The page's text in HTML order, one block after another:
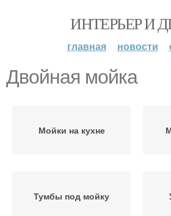
ИНТЕРЬЕР И
главная новости
Двойная мойка
Мойки на кухне
Тумбы под мойку